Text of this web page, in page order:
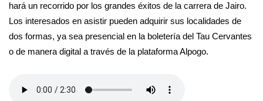
hará un recorrido por los grandes éxitos de la carrera de Jairo.
Los interesados en asistir pueden adquirir sus localidades de
dos formas, ya sea presencial en la boletería del Tau Cervantes
o de manera digital a través de la plataforma Alpogo.